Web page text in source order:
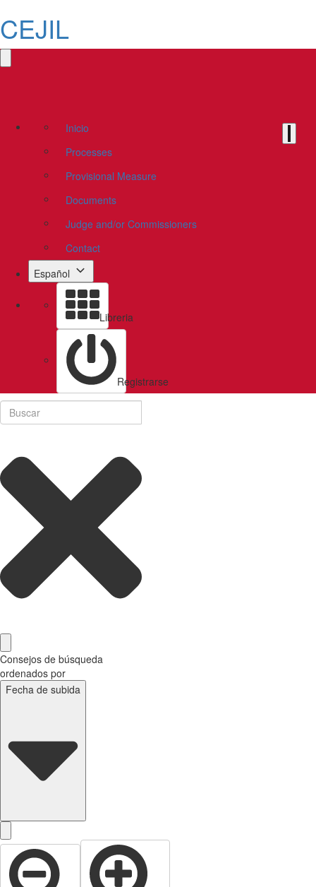
CEJIL
Inicio
Processes
Provisional Measure
Documents
Judge and/or Commissioners
Contact
Español
Libreria
Registrarse
Consejos de búsqueda
ordenados por
Fecha de subida